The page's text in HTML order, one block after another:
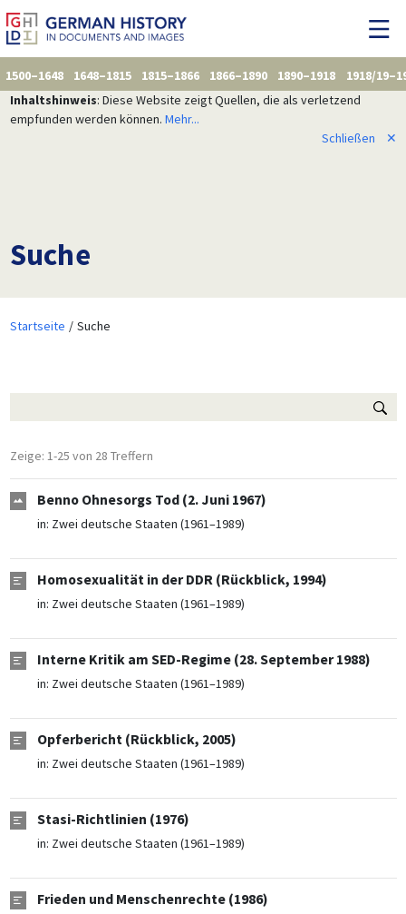
1500–1648 1648–1815 1815–1866 1866–1890 1890–1918
1918/
Inhaltshinweis: Diese Website zeigt Quellen, die als verletzend
empfunden werden können. Mehr...
Schließen
✕
Suche
Startseite Suche
Zeige: 1-25 von 28 Treffern
Benno Ohnesorgs Tod (2. Juni 1967)
in: Zwei deutsche Staaten (1961–1989)
Homosexualität in der DDR (Rückblick, 1994)
in: Zwei deutsche Staaten (1961–1989)
Interne Kritik am SED-Regime (28. September 1988)
in: Zwei deutsche Staaten (1961–1989)
Opferbericht (Rückblick, 2005)
in: Zwei deutsche Staaten (1961–1989)
Stasi-Richtlinien (1976)
in: Zwei deutsche Staaten (1961–1989)
Frieden und Menschenrechte (1986)